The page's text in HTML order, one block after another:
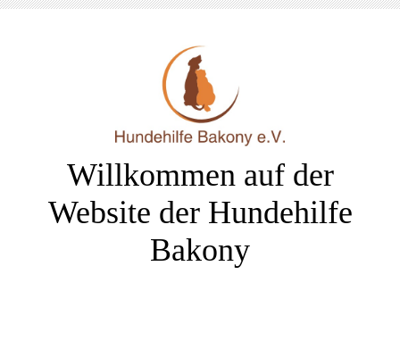
Willkommen auf der
Website der Hundehilfe
Bakony